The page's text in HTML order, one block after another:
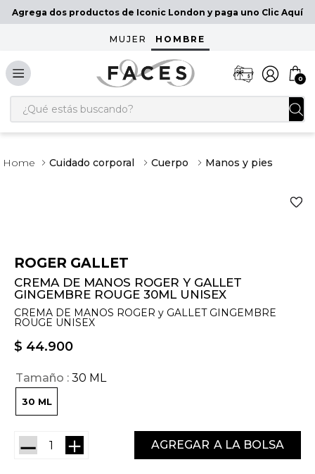
Agrega dos productos de Iconic London y paga uno Clic Aquí
MUJER HOMBRE
0
¿Qué estás buscando?
Cuidado corporal Cuerpo Manos y pies
ROGER GALLET
CREMA DE MANOS ROGER Y GALLET
GINGEMBRE ROUGE 30ML UNISEX
CREMA DE MANOS ROGER y GALLET GINGEMBRE
ROUGE UNISEX
$ 44.900
Tamaño 30 ML
30 ML
＋
－ AGREGAR